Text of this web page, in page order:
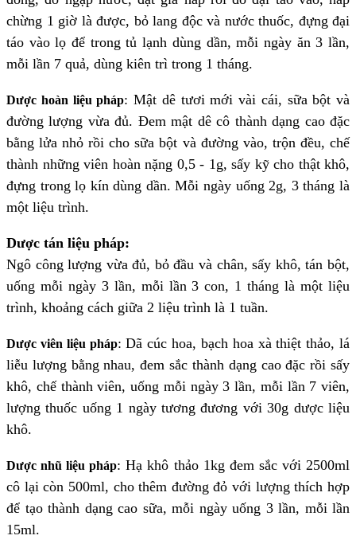
chừng 1 giờ là được, bỏ lang độc và nước thuốc, đựng đại
táo vào lọ để trong tủ lạnh dùng dần, mỗi ngày ăn 3 lần,
mỗi lần 7 quả, dùng kiên trì trong 1 tháng.
Dược hoàn liệu pháp: Mật dê tươi mới vài cái, sữa bột và
đường lượng vừa đủ. Đem mật dê cô thành dạng cao đặc
bằng lửa nhỏ rồi cho sữa bột và đường vào, trộn đều, chế
thành những viên hoàn nặng 0,5 - 1g, sấy kỹ cho thật khô,
đựng trong lọ kín dùng dần. Mỗi ngày uống 2g, 3 tháng là
một liệu trình.
Dược tán liệu pháp:
Ngô công lượng vừa đủ, bỏ đầu và chân, sấy khô, tán bột,
uống mỗi ngày 3 lần, mỗi lần 3 con, 1 tháng là một liệu
trình, khoảng cách giữa 2 liệu trình là 1 tuần.
Dược viên liệu pháp: Dã cúc hoa, bạch hoa xà thiệt thảo, lá
liễu lượng bằng nhau, đem sắc thành dạng cao đặc rồi sấy
khô, chế thành viên, uống mỗi ngày 3 lần, mỗi lần 7 viên,
lượng thuốc uống 1 ngày tương đương với 30g dược liệu
khô.
Dược nhũ liệu pháp:Hạ khô thảo 1kg đem sắc với 2500ml
cô lại còn 500ml, cho thêm đường đỏ với lượng thích hợp
để tạo thành dạng cao sữa, mỗi ngày uống 3 lần, mỗi lần
15ml.